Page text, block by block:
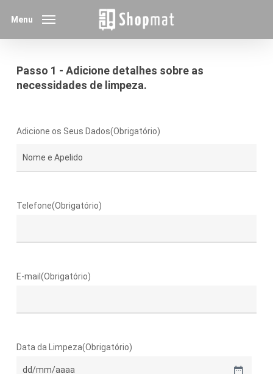
Menu
Passo 1 - Adicione detalhes sobre as
necessidades de limpeza.
Adicione os Seus Dados(Obrigatório)
Telefone(Obrigatório)
E-mail (Obrigatório)
Data da Limpeza(Obrigatório)